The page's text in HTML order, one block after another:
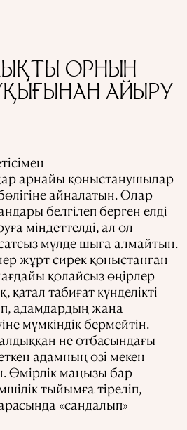
ОРНЫН
АЙЫРУ
арнайы қоныстанушылар
айналатын. Олар
белгілеп берген елді
міндеттелді, ал ол
мүлде шыға алмайтын.
жұрт сирек қоныстанған
қолайсыз өңірлер
табиғат күнделікті
адамдардың жаңа
мүмкіндік бермейтін.
не отбасындағы
адамның өзі мекен
Өмірлік маңызы бар
тыйымға тіреліп,
«сандалып»